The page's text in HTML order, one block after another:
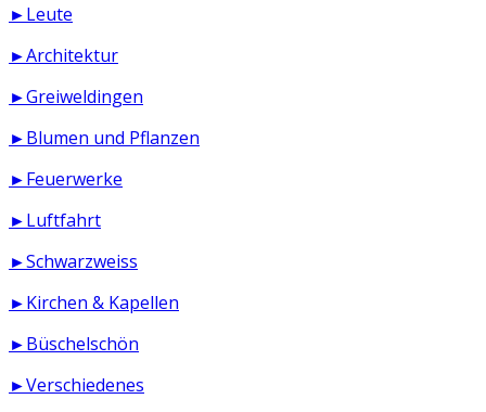
►Leute
►Architektur
►Greiweldingen
►Blumen und Pflanzen
►Feuerwerke
►Luftfahrt
►Schwarzweiss
►Kirchen & Kapellen
►Büschelschön
►Verschiedenes